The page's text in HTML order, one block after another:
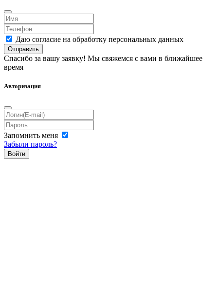
Даю согласие на обработку персональных данных
Отправить
Спасибо за вашу заявку! Мы свяжемся с вами в ближайшее
время
Авторизация
Запомнить меня
Забыли пароль?
Войти